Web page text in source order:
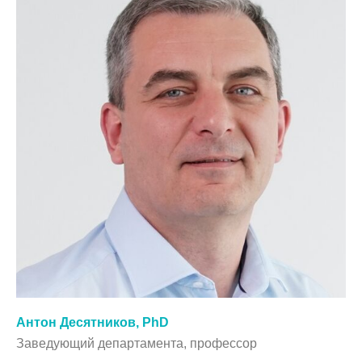
Антон Десятников, PhD
Заведующий департамента, профессор